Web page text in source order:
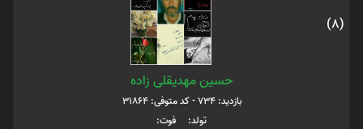
(8)
حسین مهدیقلی زاده
بازدید: 734 - کد متوفی: 31864
تولد: فوت: